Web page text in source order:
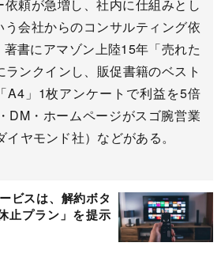
頼が急増し、社内に仕組みとし
会社からのコンサルティング依
書にアマゾン上陸15年「売れた
ランクインし、販促書籍のベスト
A4」1枚アンケートで利益を5倍
DM・ホームページがスゴ腕営業
ヤモンド社）などがある。
ビスは、解約ボタ
止プラン」を提示